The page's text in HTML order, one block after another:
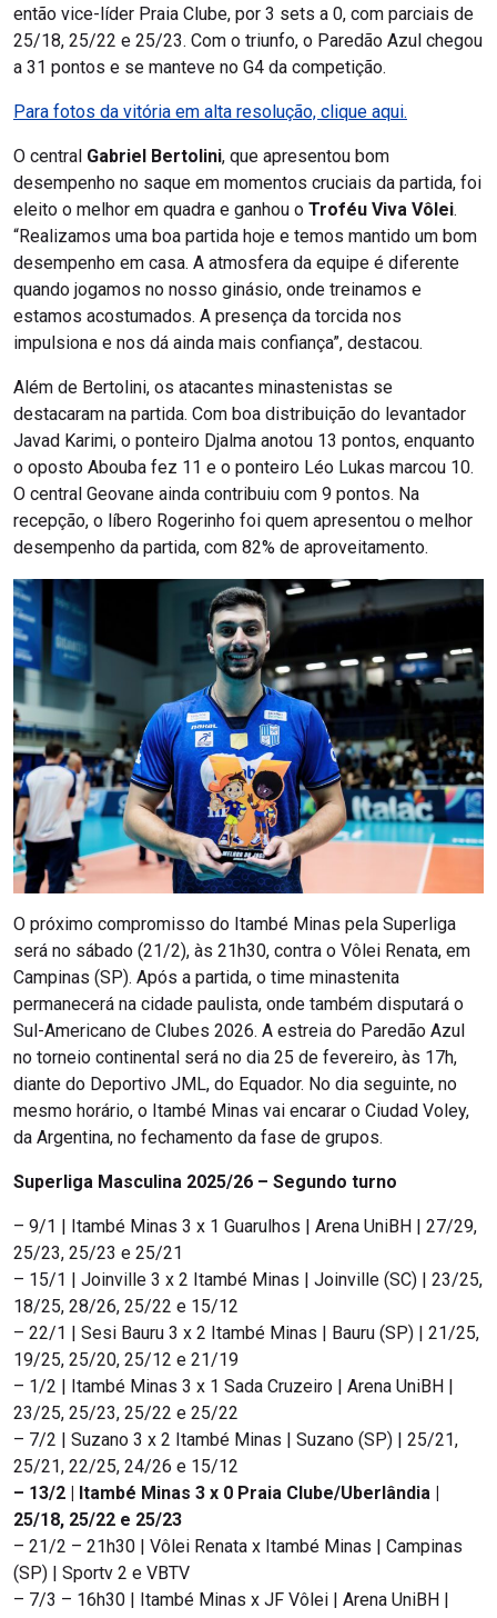
então vice-líder Praia Clube, por 3 sets a 0, com parciais de
25/18, 25/22 e 25/23. Com o triunfo, o Paredão Azul chegou
a 31 pontos e se manteve no G4 da competição.
Para fotos da vitória em alta resolução, clique aqui.
O central Gabriel Bertolini, que apresentou bom
desempenho no saque em momentos cruciais da partida, foi
eleito o melhor em quadra e ganhou o Troféu Viva Vôlei.
“Realizamos uma boa partida hoje e temos mantido um bom
desempenho em casa. A atmosfera da equipe é diferente
quando jogamos no nosso ginásio, onde treinamos e
estamos acostumados. A presença da torcida nos
impulsiona e nos dá ainda mais confiança”, destacou.
Além de Bertolini, os atacantes minastenistas se
destacaram na partida. Com boa distribuição do levantador
Javad Karimi, o ponteiro Djalma anotou 13 pontos, enquanto
o oposto Abouba fez 11 e o ponteiro Léo Lukas marcou 10.
O central Geovane ainda contribuiu com 9 pontos. Na
recepção, o líbero Rogerinho foi quem apresentou o melhor
desempenho da partida, com 82% de aproveitamento.
O próximo compromisso do Itambé Minas pela Superliga
será no sábado (21/2), às 21h30, contra o Vôlei Renata, em
Campinas (SP). Após a partida, o time minastenita
permanecerá na cidade paulista, onde também disputará o
Sul-Americano de Clubes 2026. A estreia do Paredão Azul
no torneio continental será no dia 25 de fevereiro, às 17h,
diante do Deportivo JML, do Equador. No dia seguinte, no
mesmo horário, o Itambé Minas vai encarar o Ciudad Voley,
da Argentina, no fechamento da fase de grupos.
Superliga Masculina 2025/26 – Segundo turno
– 9/1 | Itambé Minas 3 x 1 Guarulhos | Arena UniBH | 27/29,
25/23, 25/23 e 25/21
– 15/1 | Joinville 3 x 2 Itambé Minas | Joinville (SC) | 23/25,
18/25, 28/26, 25/22 e 15/12
– 22/1 | Sesi Bauru 3 x 2 Itambé Minas | Bauru (SP) | 21/25,
19/25, 25/20, 25/12 e 21/19
– 1/2 | Itambé Minas 3 x 1 Sada Cruzeiro | Arena UniBH |
23/25, 25/23, 25/22 e 25/22
– 7/2 | Suzano 3 x 2 Itambé Minas | Suzano (SP) | 25/21,
25/21, 22/25, 24/26 e 15/12
– 13/2 | Itambé Minas 3 x 0 Praia Clube/Uberlândia |
25/18, 25/22 e 25/23
– 21/2 – 21h30 | Vôlei Renata x Itambé Minas | Campinas
(SP) | Sportv 2 e VBTV
– 7/3 – 16h30 | Itambé Minas x JF Vôlei | Arena UniBH |